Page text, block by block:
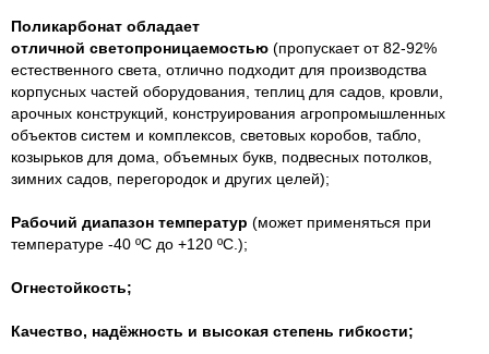
Поликарбонат обладает
отличной светопроницаемостью (пропускает от 82-92%
естественного света, отлично подходит для производства
корпусных частей оборудования, теплиц для садов, кровли,
арочных конструкций , конструирования агропромышленных
объектов систем и комплексов световых коробов , табло,
козырьков для дома, объемных букв, подвесных потолков
зимних садов , перегородок и других целей);
Рабочий диапазон температур (может применяться при
температуре -40 ºС до +120 ºС.);
Огнестойкость;
Качество, надёжность и высокая степень гибкости;